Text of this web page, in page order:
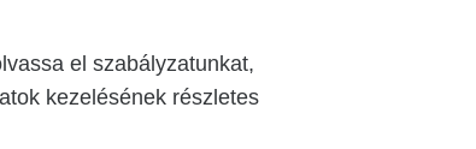
el szabályzatunkat,
kezelésének részletes